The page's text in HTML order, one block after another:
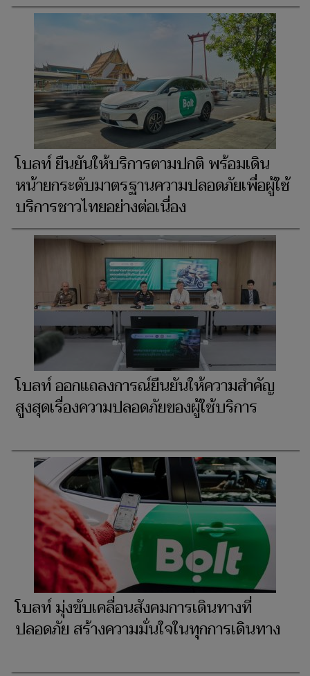
โบลท์ ยืนยันให้บริการตามปกติ พร้อมเดิน
หน้ายกระดับมาตรฐานความปลอดภัยเพื่อผู้ใช้
บริการชาวไทยอย่างต่อเนื่อง
โบลท์ ออกแถลงการณ์ยืนยันให้ความสำคัญ
สูงสุดเรื่องความปลอดภัยของผู้ใช้บริการ
โบลท์ มุ่งขับเคลื่อนสังคมการเดินทางที่
ปลอดภัย สร้างความมั่นใจในทุกการเดินทาง